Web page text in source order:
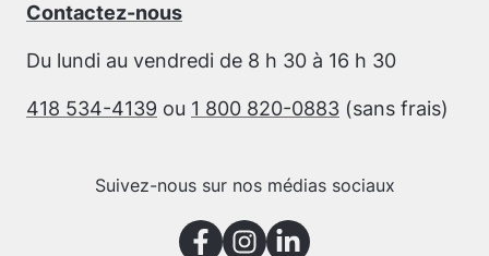
Contactez-nous
Du lundi au vendredi de 8 h 30 à 16 h 30
418 534-4139 ou 1 800 820-0883 (sans frais)
Suivez-nous sur nos médias sociaux